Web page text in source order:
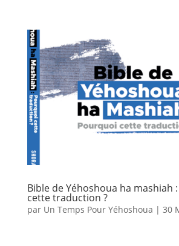
Bible de Yéhoshoua ha mashiah
cette traduction ?
par Un Temps Pour Yéhoshoua | 30